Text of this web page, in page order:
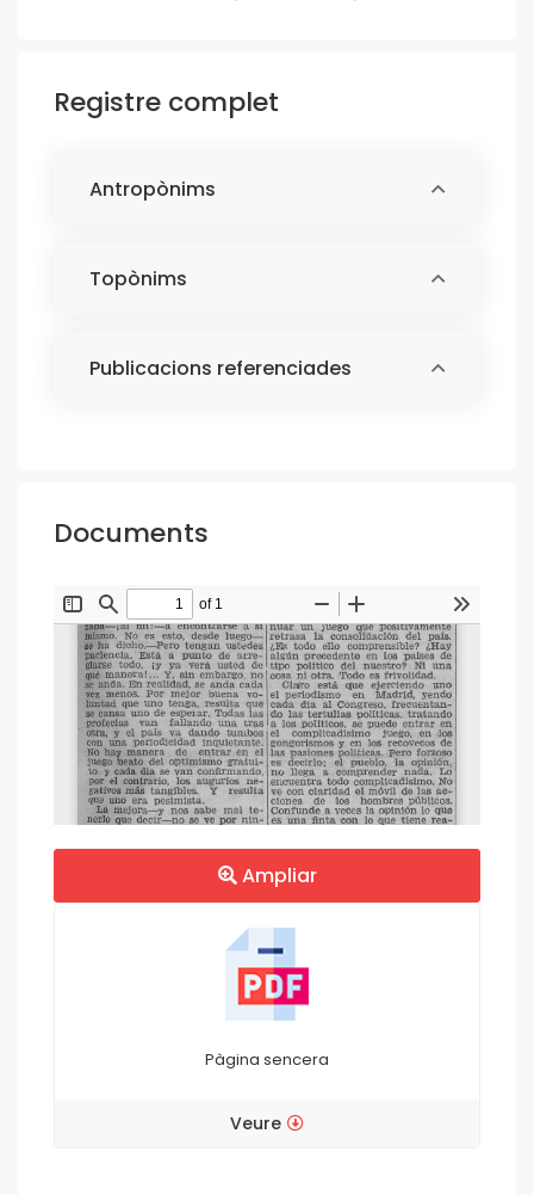
Registre complet
Antropònims
Topònims
Publicacions referenciades
Documents
Ampliar
Pàgina sencera
Veure